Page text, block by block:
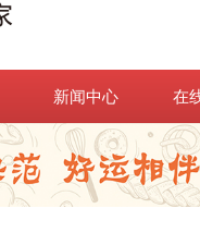
新闻中心 在